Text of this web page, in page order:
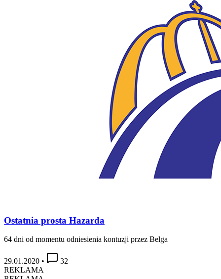
Ostatnia prosta Hazarda
64 dni od momentu odniesienia kontuzji przez Belga
29.01.2020 •
32
REKLAMA